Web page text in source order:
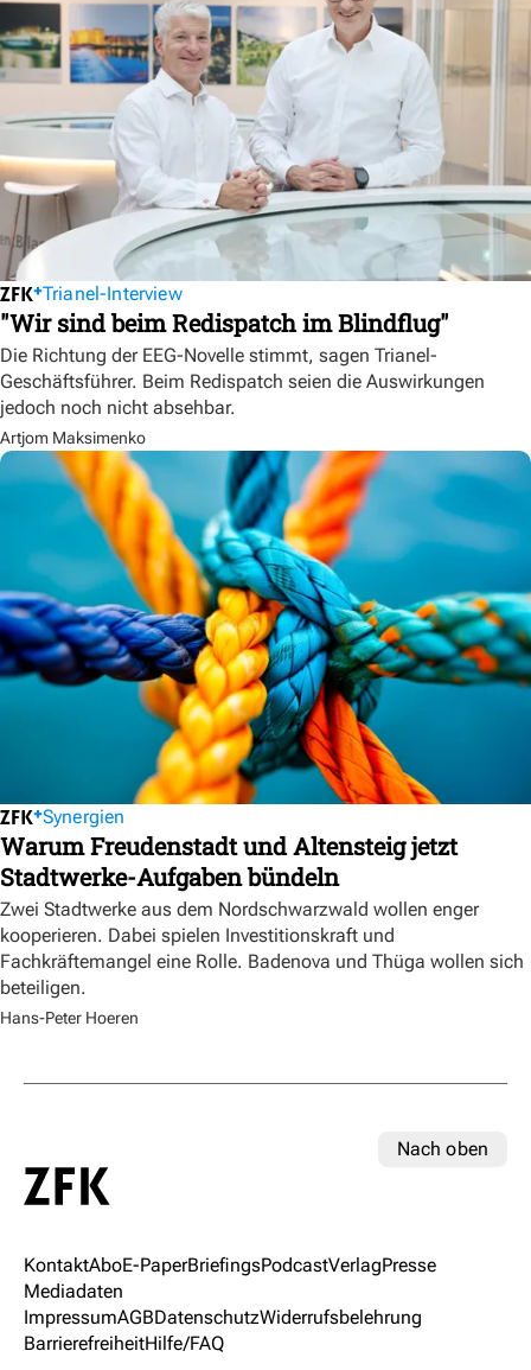
Trianel-Interview
"Wir sind beim Redispatch im Blindflug"
Die Richtung der EEG-Novelle stimmt, sagen Trianel-
Geschäftsführer. Beim Redispatch seien die Auswirkungen
jedoch noch nicht absehbar.
Artjom Maksimenko
Synergien
Warum Freudenstadt und Altensteig jetzt
Stadtwerke-Aufgaben bündeln
Zwei Stadtwerke aus dem Nordschwarzwald wollen enger
kooperieren. Dabei spielen Investitionskraft und
Fachkräftemangel eine Rolle. Badenova und Thüga wollen sich
beteiligen.
Hans-Peter Hoeren
Nach oben
KontaktAboE-PaperBriefingsPodcastVerlagPresse
Mediadaten
ImpressumAGBDatenschutzWiderrufsbelehrung
BarrierefreiheitHilfe/FAQ